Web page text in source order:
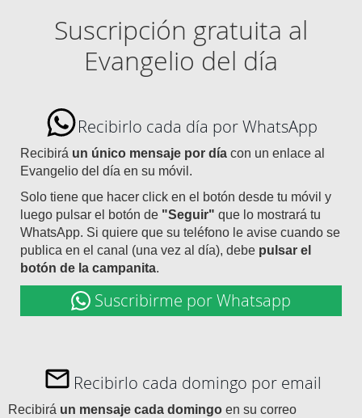
Suscripción gratuita al
Evangelio del día
Recibirlo cada día por WhatsApp
Recibirá un único mensaje por día con un enlace al
Evangelio del día en su móvil.
Solo tiene que hacer click en el botón desde tu móvil y
luego pulsar el botón de "Seguir" que lo mostrará tu
WhatsApp. Si quiere que su teléfono le avise cuando se
publica en el canal (una vez al día), debe pulsar el
botón de la campanita.
Suscribirme por Whatsapp
Recibirlo cada domingo por email
Recibirá un mensaje cada domingo en su correo